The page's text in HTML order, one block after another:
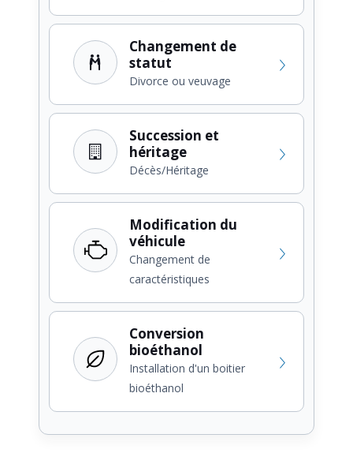
Changement de
statut
Divorce ou veuvage
Succession et
héritage
Décès/Héritage
Modification du
véhicule
Changement de
caractéristiques
Conversion
bioéthanol
Installation d'un boitier
bioéthanol